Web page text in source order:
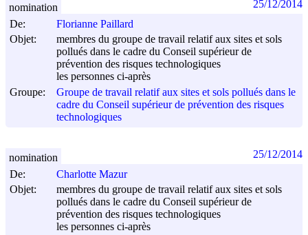
De:
Florianne Paillard
Objet:
membres du groupe de travail relatif aux sites et sols
pollués dans le cadre du Conseil supérieur de
prévention des risques technologiques
les personnes ci-après
Groupe:
Groupe de travail relatif aux sites et sols pollués dans le
cadre du Conseil supérieur de prévention des risques
technologiques
nomination 25/12/2014
De:
Charlotte Mazur
Objet:
membres du groupe de travail relatif aux sites et sols
pollués dans le cadre du Conseil supérieur de
prévention des risques technologiques
les personnes ci-après
nomination 25/12/2014